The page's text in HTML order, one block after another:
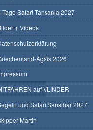
Tage Safari Tansania 2027
+ Videos
Ägäis 2026
auf VLINDER
und Safari Sansibar 2027
Martin